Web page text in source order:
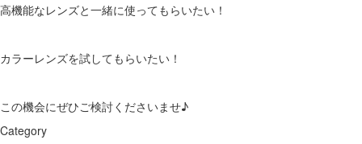
高機能なレンズと一緒に使ってもらいたい！
カラーレンズを試してもらいたい！
この機会にぜひご検討くださいませ♪
Category